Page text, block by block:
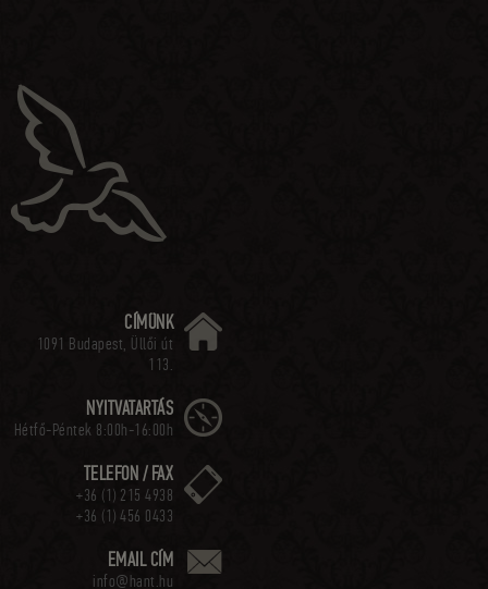
CÍMÜNK
1091 Budapest, Üllői út
113.
NYITVATARTÁS
Hétfő-Péntek 8:00h-16:00h
TELEFON / FAX
+36 (1) 215 4938
+36 (1) 456 0433
EMAIL CÍM
info@hant.hu